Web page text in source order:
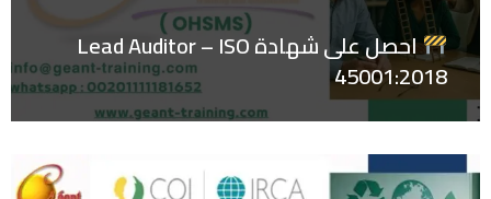
احصل على شهادة Lead Auditor – ISO
45001:2018